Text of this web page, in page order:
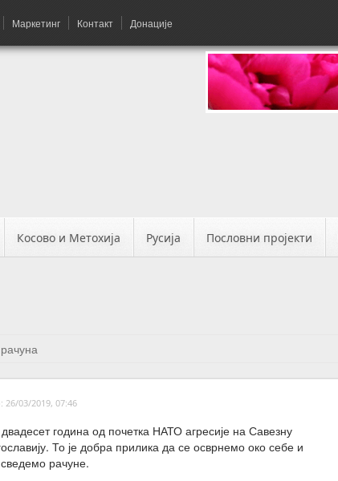
Маркетинг Контакт Донације
Косово и Метохија Русија Пословни пројекти
26/03/2019, 07:46
година од почетка НАТО агресије на Савезну
То је добра прилика да се осврнемо око себе и
рачуне.